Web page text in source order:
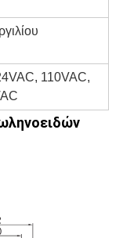
110VAC,